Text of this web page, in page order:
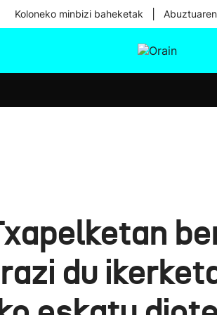
Koloneko minbizi baheketak
du